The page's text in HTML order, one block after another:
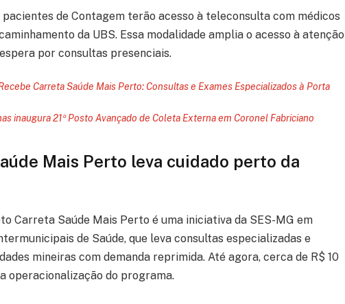
de Contagem terão acesso à teleconsulta com médicos
da UBS. Essa modalidade amplia o acesso à atenção
por consultas presenciais.
Carreta Saúde Mais Perto: Consultas e Exames Especializados à Porta
inaugura 21º Posto Avançado de Coleta Externa em Coronel Fabriciano
Mais Perto leva cuidado perto da
Carreta Saúde Mais Perto é uma iniciativa da SES-MG em
de Saúde, que leva consultas especializadas e
mineiras com demanda reprimida. Até agora, cerca de R$ 10
operacionalização do programa.